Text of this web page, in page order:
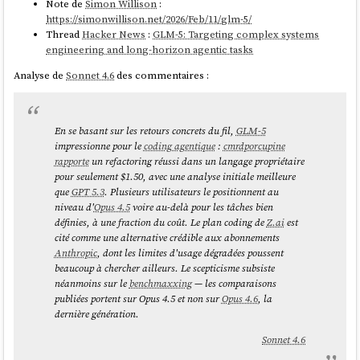
Model Input
t
Read
M2.5
$0.30 $1.20
GLM 5
Kimi K2.5 $0.60 $3.00 $0.10
Sonnet 4.6 $3.00 $15.00 $0.30
Ensuite, j'ajuste ces prix avec les réductions offertes :
par le plan Claude Max à $100 / mois, soitune réduction
% ((1345 - 100) / 1345 × 100 = 92,56 %
parOpenCode Go, soit une réduction de 83,33 % (
/ 60 × 100 = 83,33 %)
Note deSimon Willison :
https://simonwillison.net/2026/Feb/11/glm-5/
ThreadHacker News :GLM-5: Targeting complex systems
engineering and long-horizon agentic tasks
Analyse deSonnet 4.6des commentaires :
En se basant sur les retours concrets du fil, GLM-5
impressionne pour lecoding agentique: cmrdporcupine
rapporteun refactoring réussi dans un langage propriétaire
pour seulement $1.50, avec une analyse initiale meilleure
queGPT 5.3. Plusieurs utilisateurs le positionnent au
niveau d'Opus 4.5voire au-delà pour les tâches bien
définies, à une fraction du coût. Le plan coding deZ.aiest
cité comme une alternative crédible aux abonnements
Anthropic, dont les limites d'usage dégradées poussent
beaucoup à chercher ailleurs. Le scepticisme subsiste
néanmoins sur le benchmaxxing— les comparaisons
publiées portent sur Opus 4.5 et non surOpus 4.6, la
dernière génération.
Sonnet 4.6